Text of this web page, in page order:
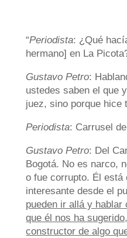
“Periodista: ¿Qué
hermano] en La
Gustavo Petro:
ustedes saben el que
juez, sino porque hice
Periodista: Carrusel
Gustavo Petro: Del
Bogotá. No es narco,
o fue corrupto. Él está
interesante desde el
pueden ir allá y
que él nos ha
constructor de algo